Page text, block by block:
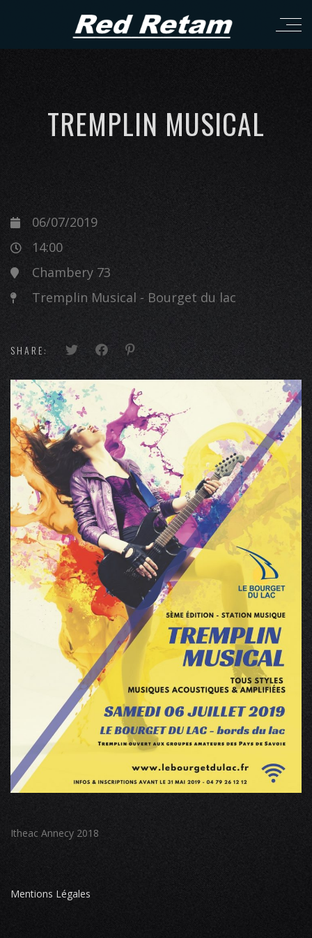
TREMPLIN MUSICAL
06/07/2019
14:00
Chambery 73
Tremplin Musical - Bourget du lac
SHARE:
Itheac Annecy 2018
Mentions Légales